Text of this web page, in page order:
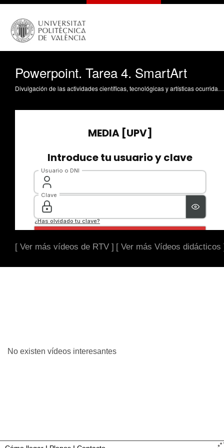
Powerpoint. Tarea 4. SmartArt
Divulgación de las actividades científicas, tecnológicas y artísticas ocurridas en los tres campus de la UPV
[ Ver más vídeos de RTV ] [ Ver más Vídeos didácticos
No existen vídeos interesantes